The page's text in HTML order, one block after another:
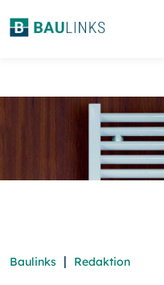
Baulinks | Redaktion